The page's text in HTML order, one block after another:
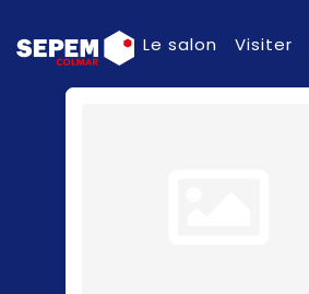
Le salon Visiter